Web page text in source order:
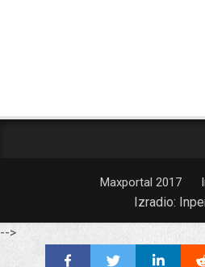
Maxportal 2017
Izradio:
-->